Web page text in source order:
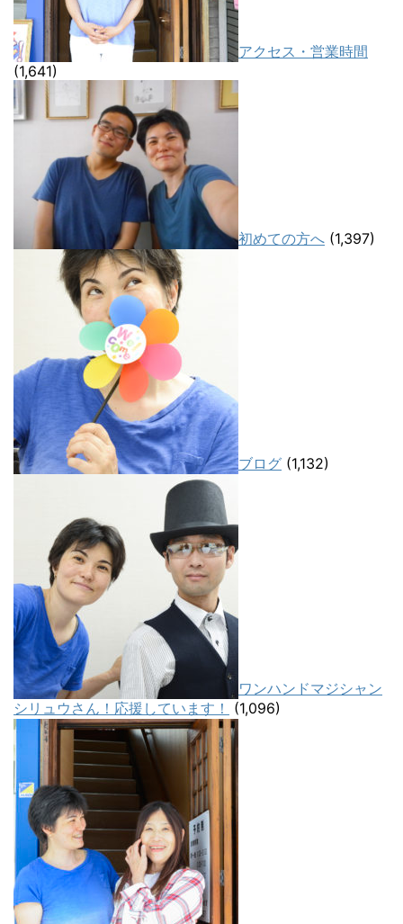
アクセス・営業時間
(1,641)
初めての方へ (1,397)
ブログ (1,132)
ワンハンドマジシャン
シリュウさん！応援しています！
(1,096)